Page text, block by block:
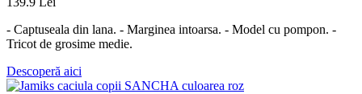
- Captuseala din lana. - Marginea intoarsa. - Model cu pompon. -
Tricot de grosime medie.
Descoperă aici